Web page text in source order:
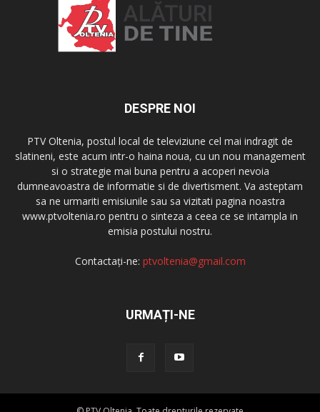
DESPRE NOI
PTV Oltenia, postul local de televiziune cel mai indragit de
slatineni, este acum intr-o haina noua, cu un nou management
si o strategie mai buna pentru a acoperi nevoia
dumneavoastra de informatie si de divertisment. Va asteptam
sa ne urmariti emisiunile sau sa vizitati pagina noastra
www.ptvoltenia.ro pentru o sinteza a ceea ce se intampla in
emisia postului nostru.
Contactați-ne: ptvoltenia@gmail.com
URMAȚI-NE